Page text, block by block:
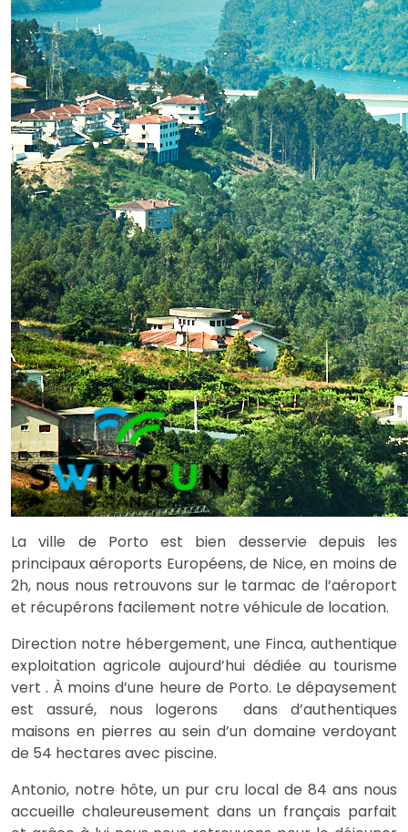
La ville de Porto est bien desservie depuis les
principaux aéroports Européens, de Nice, en moins de
2h, nous nous retrouvons sur le tarmac de l’aéroport
et récupérons facilement notre véhicule de location.
Direction notre hébergement, une Finca, authentique
exploitation agricole aujourd’hui dédiée au tourisme
vert . À moins d’une heure de Porto. Le dépaysement
est assuré, nous logerons dans d’authentiques
maisons en pierres au sein d’un domaine verdoyant
de 54 hectares avec piscine.
Antonio, notre hôte, un pur cru local de 84 ans nous
accueille chaleureusement dans un français parfait